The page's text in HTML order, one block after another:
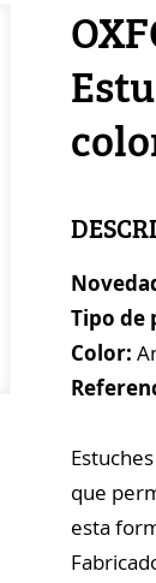
Tipo de
Color:
que
esta